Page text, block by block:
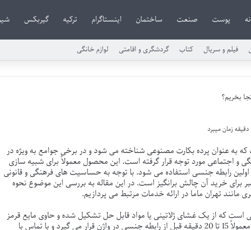
پوست صنعت ساختمان اینستاگرام ترکیه گیربکس
فیلم و سریال کتاب گردشگری و اقامتی لوازم خانگی
بخریم؟
به عنوان پرده بکارت مصنوعی شناخته می شود و در برخی جوامع به ویژه در
و اجتماعی مورد توجه قرار گرفته است. این محصول معمولاً برای شبیه سازی
اولین رابطه جنسی استفاده می شود. با توجه به حساسیت های فرهنگی و قانونی
برای خرید آن چالش برانگیز است. در این مقاله به بررسی این موضوع نحوه
مانندتهران ماما در ارائه خدمات مرتبط می پردازیم.
است که از یک غشای ژلاتینی یا مواد قابل حل تشکیل شده و حاوی مایع قرمز
رنگی شبیه به خون است. این کپسول معمولاً 15 تا 20 دقیقه قبل از رابطه جنسی در واژن قرار می گیرد و با تماس با